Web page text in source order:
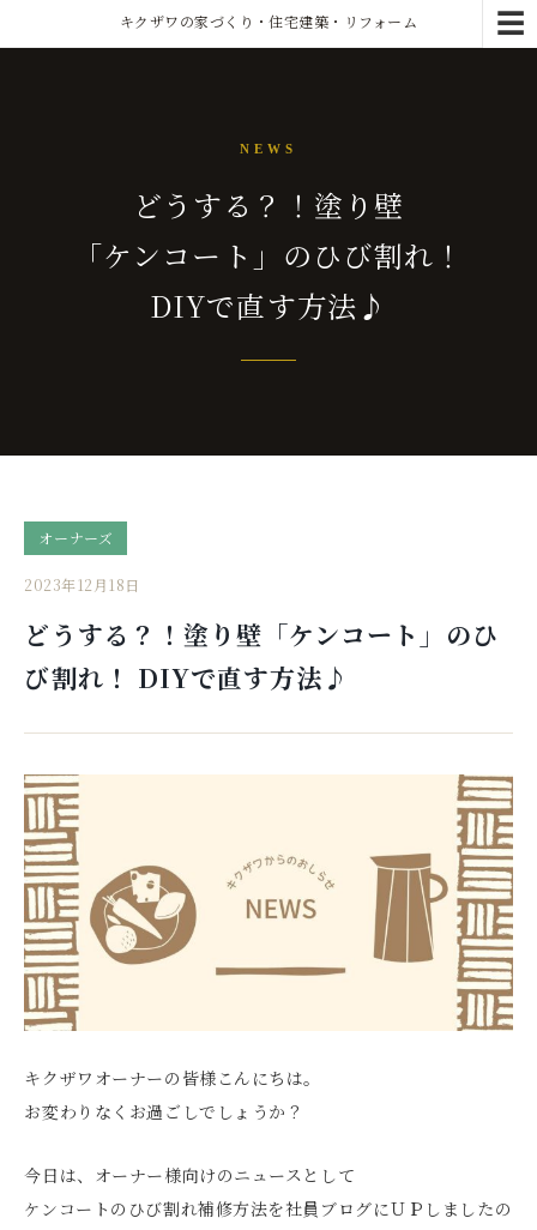
☰
キクザワの家づくり・住宅建築・リフォーム
NEWS
どうする？！塗り壁
「ケンコート」のひび割れ！
DIYで直す方法♪
オーナーズ
2023年12月18日
どうする？！塗り壁「ケンコート」のひ
び割れ！ DIYで直す方法♪
キクザワオーナーの皆様こんにちは。
お変わりなくお過ごしでしょうか？
今日は、オーナー様向けのニュースとして
ケンコートのひび割れ補修方法を社員ブログにＵＰしましたの